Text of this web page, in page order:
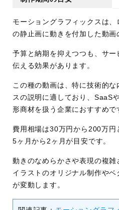
モーショングラフィックスは
の静止画に動きを付加した動画
予算と納期を抑えつつも、サー
伝える効果があります。
この種の動画は、特に技術的
スの説明に適しており、SaaS
形商材を扱う企業におすすめで
費用相場は30万円から200万円
5ヶ月から2ヶ月が目安です。
動きのなめらかさや表現の複雑
イラストのオリジナル制作や
が変動します。